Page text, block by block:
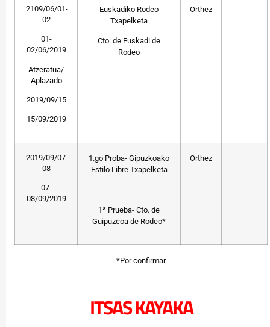
2109/06/01-
02
01-
02/06/2019
Atzeratua/
Aplazado
2019/09/15
15/09/2019
Euskadiko Rodeo
Txapelketa
Cto. de Euskadi de
Rodeo
Orthez
2019/09/07-
08
07-
08/09/2019
1.go Proba- Gipuzkoako
Estilo Libre Txapelketa
1ª Prueba- Cto. de
Guipuzcoa de Rodeo*
Orthez
*Por confirmar
ITSAS KAYAKA